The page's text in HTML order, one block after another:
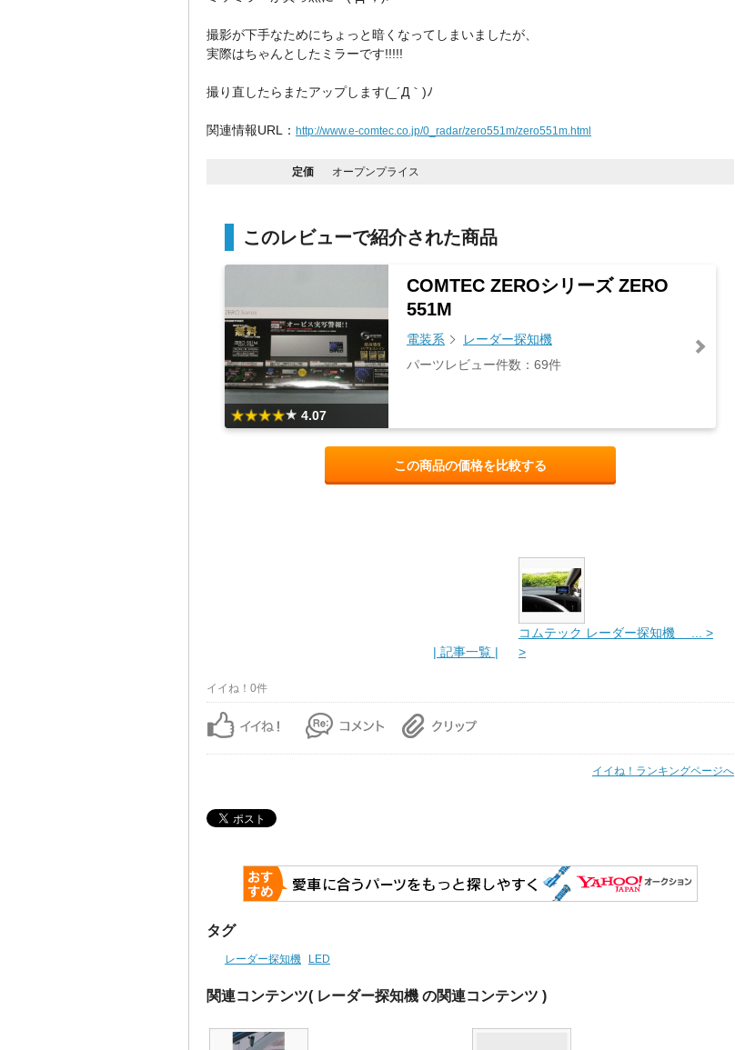
撮影が下手なためにちょっと暗くなってしまいましたが、
実際はちゃんとしたミラーです!!!!!
撮り直したらまたアップします(_´Д｀)ﾉ
関連情報URL： http://www.e-comtec.co.jp/0_radar/zero551m/zero551m.html
定価 オープンプライス
このレビューで紹介された商品
4.07
COMTEC ZEROシリーズ ZERO
551M
電装系
レーダー探知機
パーツレビュー件数：69件
この商品の価格を比較する
| 記事一覧 |
コムテック レーダー探知機 ... >
>
イイね！0件
イイね！ランキングページへ
タグ
レーダー探知機 LED
関連コンテンツ( レーダー探知機 の関連コンテンツ )